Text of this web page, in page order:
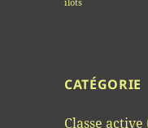
îlots
CATÉGORIE
Classe active